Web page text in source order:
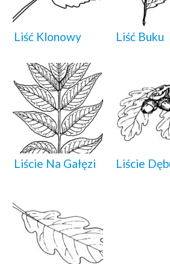
Liść Klonowy Liść Buku
Liście Na Gałęzi Liście